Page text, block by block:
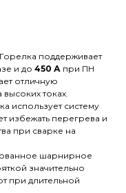
Горелка поддерживает
и до 450 А при ПН
отличную
токах.
использует систему
избежать перегрева и
при сварке на
шарнирное
значительно
при длительной